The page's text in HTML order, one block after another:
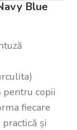
Blue
copii
fiecare
și